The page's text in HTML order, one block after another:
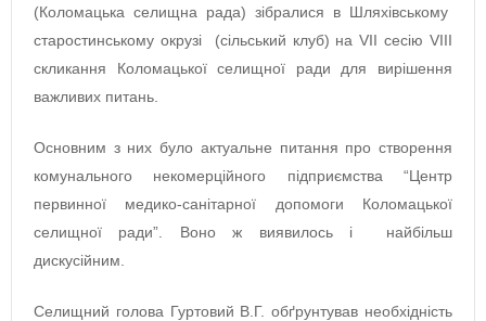
(Коломацька селищна рада) зібралися в Шляхівському
старостинському окрузі (сільський клуб) на VІІ сесію VІІІ
скликання Коломацької селищної ради для вирішення
важливих питань.
Основним з них було актуальне питання про створення
комунального некомерційного підприємства “Центр
первинної медико-санітарної допомоги Коломацької
селищної ради”. Воно ж виявилось і найбільш
дискусійним.
Селищний голова Гуртовий В.Г. обґрунтував необхідність